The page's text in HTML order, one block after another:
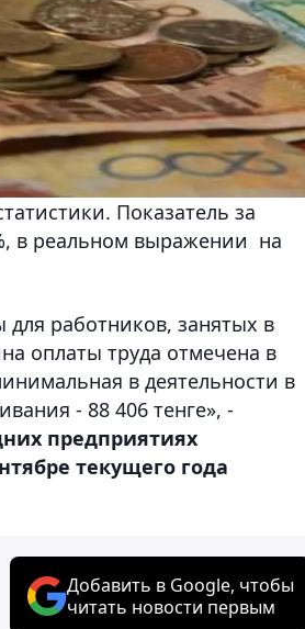
Показатель за
в реальном выражении на
для работников, занятых в
оплаты труда отмечена в
в деятельности в
- 88 406 тенге», -
предприятиях
текущего года
Добавить в Google, чтобы
читать новости первым